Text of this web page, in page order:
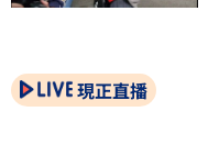
現正直播